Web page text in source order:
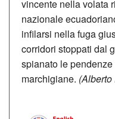
vincente nella volata
nazionale
inﬁlarsi nella fuga
corridori stoppati dal
spianato le
marchigiane.